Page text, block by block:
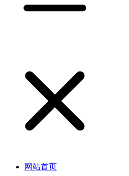
网站首页